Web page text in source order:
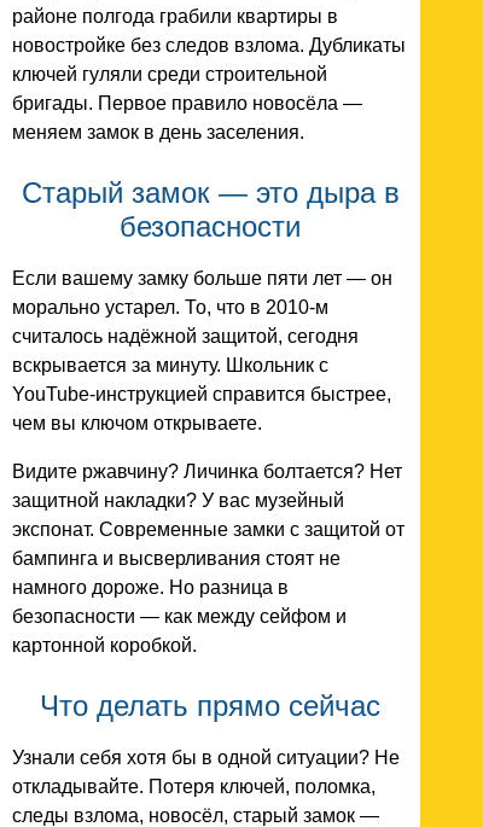
районе полгода грабили квартиры в
новостройке без следов взлома. Дубликаты
ключей гуляли среди строительной
бригады. Первое правило новосёла —
меняем замок в день заселения.
Старый замок — это дыра в
безопасности
Если вашему замку больше пяти лет — он
морально устарел. То, что в 2010-м
считалось надёжной защитой, сегодня
вскрывается за минуту. Школьник с
YouTube-инструкцией справится быстрее,
чем вы ключом открываете.
Видите ржавчину? Личинка болтается? Нет
защитной накладки? У вас музейный
экспонат. Современные замки с защитой от
бампинга и высверливания стоят не
намного дороже. Но разница в
безопасности — как между сейфом и
картонной коробкой.
Что делать прямо сейчас
Узнали себя хотя бы в одной ситуации? Не
откладывайте. Потеря ключей, поломка,
следы взлома, новосёл, старый замок —